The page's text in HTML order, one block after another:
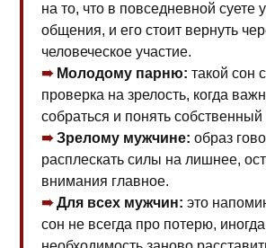
на то, что в повседневной суете
общения, и его стоит вернуть
человеческое участие.
Молодому парню: такой сон
проверка на зрелость, когда
собраться и понять собственный
Зрелому мужчине: образ
расплескать силы на лишнее,
внимания главное.
Для всех мужчин: это
сон не всегда про потерю,